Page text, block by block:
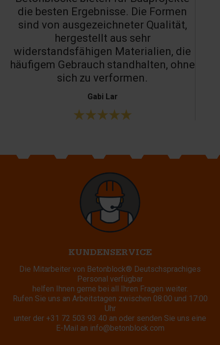
die besten Ergebnisse. Die Formen
sind von ausgezeichneter Qualität,
hergestellt aus sehr
widerstandsfähigen Materialien, die
häufigem Gebrauch standhalten, ohne
sich zu verformen.
Gabi Lar
KUNDENSERVICE
Die Mitarbeiter von Betonblock® Deutschsprachiges
Personal verfügbar
helfen Ihnen gerne bei all Ihren Fragen weiter.
Rufen Sie uns an Arbeitstagen zwischen 08:00 und 17:00
Uhr
unter der +31 72 503 93 40 an oder senden Sie uns eine
E-Mail an info@betonblock.com